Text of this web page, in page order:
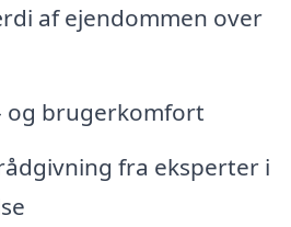
af ejendommen over
og brugerkomfort
fra eksperter i